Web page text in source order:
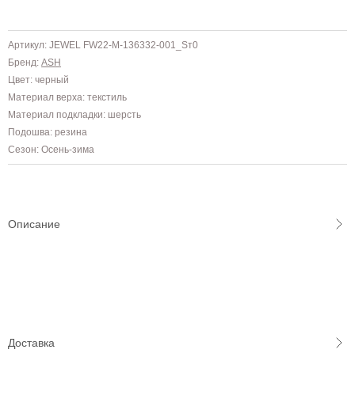
Артикул: JEWEL FW22-M-136332-001_Sт0
Бренд: ASH
Цвет: черный
Материал верха: текстиль
Материал подкладки: шерсть
Подошва: резина
Сезон: Осень-зима
Описание
Доставка